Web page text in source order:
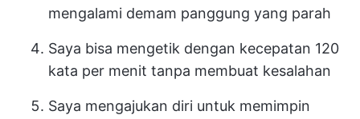
mengalami demam panggung yang parah
Saya bisa mengetik dengan kecepatan 120
kata per menit tanpa membuat kesalahan
Saya mengajukan diri untuk memimpin